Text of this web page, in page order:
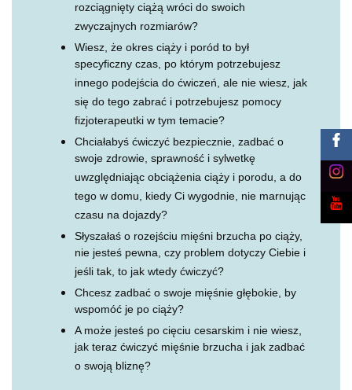
rozciągnięty ciążą wróci do swoich
zwyczajnych rozmiarów?
Wiesz, że okres ciąży i poród to był
specyficzny czas, po którym potrzebujesz
innego podejścia do ćwiczeń, ale nie wiesz, jak
się do tego zabrać i potrzebujesz pomocy
fizjoterapeutki w tym temacie?
Chciałabyś ćwiczyć bezpiecznie, zadbać o
swoje zdrowie, sprawność i sylwetkę
uwzględniając obciążenia ciąży i porodu, a do
tego w domu, kiedy Ci wygodnie, nie marnując
czasu na dojazdy?
Słyszałaś o rozejściu mięśni brzucha po ciąży,
nie jesteś pewna, czy problem dotyczy Ciebie i
jeśli tak, to jak wtedy ćwiczyć?
Chcesz zadbać o swoje mięśnie głębokie, by
wspomóć je po ciąży?
A może jesteś po cięciu cesarskim i nie wiesz,
jak teraz ćwiczyć mięśnie brzucha i jak zadbać
o swoją bliznę?